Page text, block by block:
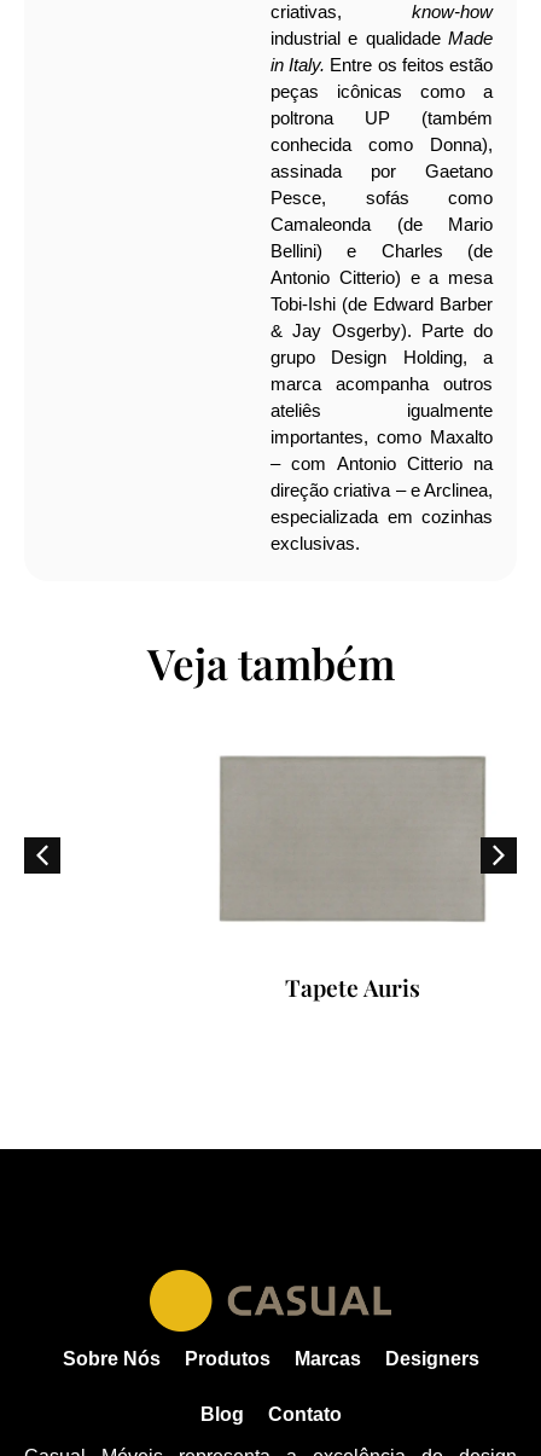
criativas, know-how
industrial e qualidade Made
in Italy. Entre os feitos estão
peças icônicas como a
poltrona UP (também
conhecida como Donna),
assinada por Gaetano
Pesce, sofás como
Camaleonda (de Mario
Bellini) e Charles (de
Antonio Citterio) e a mesa
Tobi-Ishi (de Edward Barber
& Jay Osgerby). Parte do
grupo Design Holding, a
marca acompanha outros
ateliês igualmente
importantes, como Maxalto
– com Antonio Citterio na
direção criativa – e Arclinea,
especializada em cozinhas
exclusivas.
Veja também
Tapete Auris
Sobre Nós Produtos Marcas Designers
Blog Contato